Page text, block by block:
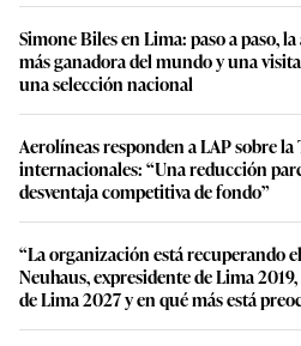
Simone Biles en Lima: paso a paso,
más ganadora del mundo y una
una selección nacional
Aerolíneas responden a LAP sobre la
internacionales: “Una reducción
desventaja competitiva de fondo”
“La organización está recuperando
Neuhaus, expresidente de Lima
de Lima 2027 y en qué más está